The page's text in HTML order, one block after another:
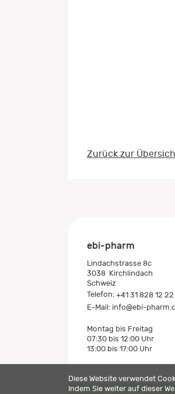
Zurück zur
ebi-pharm
Lindachstrasse 8c
3038 Kirchlindach
Schweiz
Telefon: +41 31 828 12 22
E-Mail: info@ebi-
Montag bis Freitag
07:30 bis 12:00 Uhr
13:00 bis 17:00 Uhr
Diese Website verwendet
Indem Sie weiter auf dieser